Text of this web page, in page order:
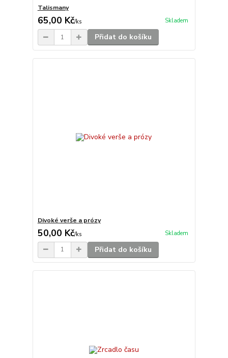
Talismany
65,00 Kč/ks Skladem
Přidat do košíku
Divoké verše a prózy
50,00 Kč/ks Skladem
Přidat do košíku